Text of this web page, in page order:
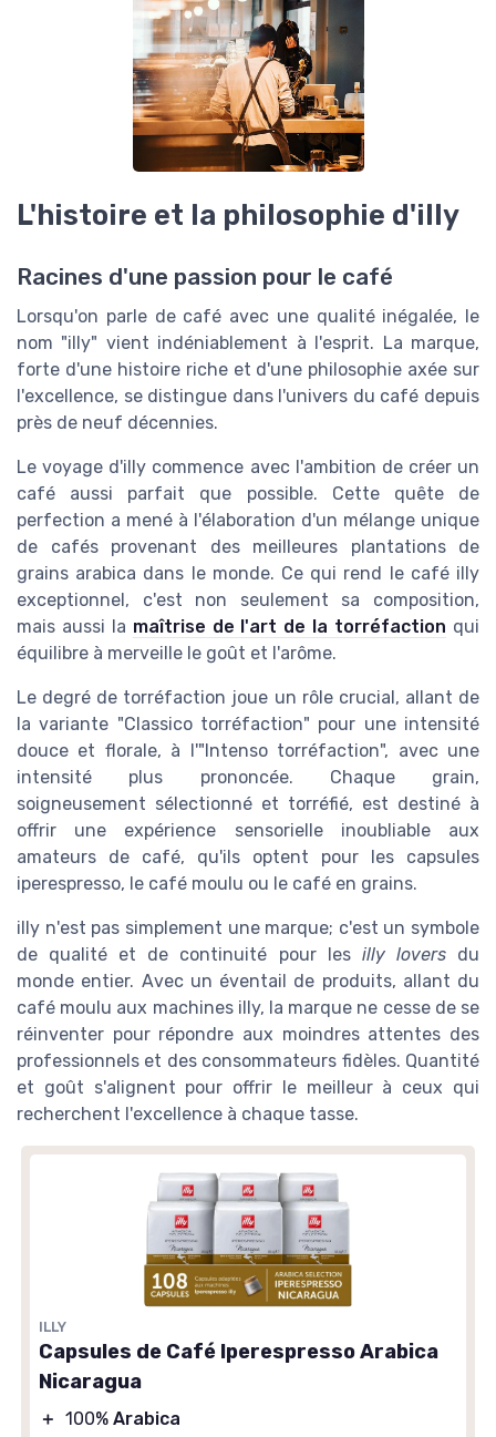
L'histoire et la philosophie d'illy
Racines d'une passion pour le café
Lorsqu'on parle de café avec une qualité inégalée, le
nom "illy" vient indéniablement à l'esprit. La marque,
forte d'une histoire riche et d'une philosophie axée sur
l'excellence, se distingue dans l'univers du café depuis
près de neuf décennies.
Le voyage d'illy commence avec l'ambition de créer un
café aussi parfait que possible. Cette quête de
perfection a mené à l'élaboration d'un mélange unique
de cafés provenant des meilleures plantations de
grains arabica dans le monde. Ce qui rend le café illy
exceptionnel, c'est non seulement sa composition,
mais aussi la maîtrise de l'art de la torréfaction qui
équilibre à merveille le goût et l'arôme.
Le degré de torréfaction joue un rôle crucial, allant de
la variante "Classico torréfaction" pour une intensité
douce et florale, à l'"Intenso torréfaction", avec une
intensité plus prononcée. Chaque grain,
soigneusement sélectionné et torréfié, est destiné à
offrir une expérience sensorielle inoubliable aux
amateurs de café, qu'ils optent pour les capsules
iperespresso, le café moulu ou le café en grains.
illy n'est pas simplement une marque; c'est un symbole
de qualité et de continuité pour les illy loversdu
monde entier. Avec un éventail de produits, allant du
café moulu aux machines illy, la marque ne cesse de se
réinventer pour répondre aux moindres attentes des
professionnels et des consommateurs fidèles. Quantité
et goût s'alignent pour offrir le meilleur à ceux qui
recherchent l'excellence à chaque tasse.
ILLY
Capsules de Café Iperespresso Arabica
Nicaragua
＋ 100% Arabica